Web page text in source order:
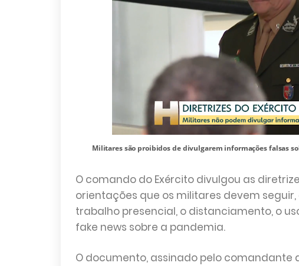
Militares são proibidos de divulgarem informações falsas
O comando do Exército divulgou as
orientações que os militares devem
trabalho presencial, o distanciamento, o
fake news sobre a pandemia.
O documento, assinado pelo comandante